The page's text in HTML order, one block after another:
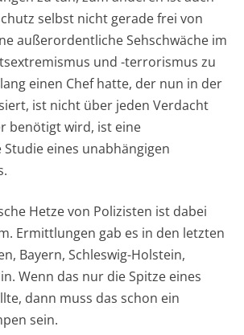
selbst nicht gerade frei von
außerordentliche Sehschwäche im
und -terrorismus zu
einen Chef hatte, der nun in der
ist nicht über jeden Verdacht
benötigt wird, ist eine
eines unabhängigen
Hetze von Polizisten ist dabei
Ermittlungen gab es in den letzten
Bayern, Schleswig-Holstein,
Wenn das nur die Spitze eines
dann muss das schon ein
sein.